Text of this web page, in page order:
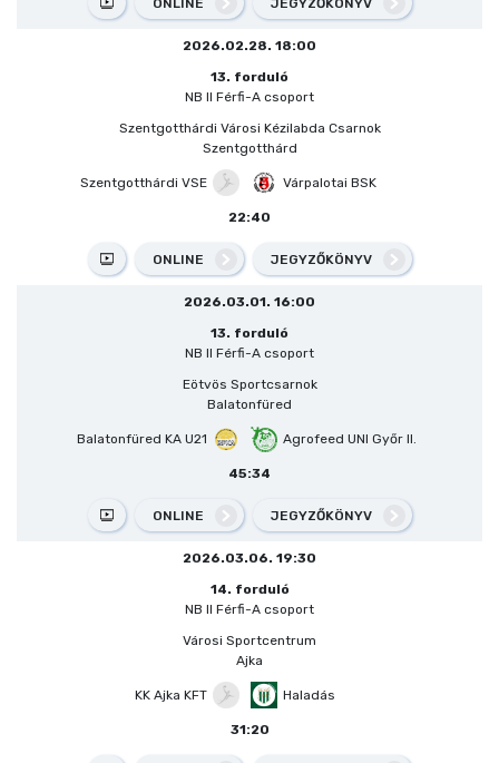
ONLINE JEGYZŐKÖNYV
2026.02.28. 18:00
13. forduló
NB II Férfi-A csoport
Szentgotthárdi Városi Kézilabda Csarnok
Szentgotthárd
Szentgotthárdi VSE Várpalotai BSK
22:40
ONLINE JEGYZŐKÖNYV
2026.03.01. 16:00
13. forduló
NB II Férfi-A csoport
Eötvös Sportcsarnok
Balatonfüred
Balatonfüred KA U21 Agrofeed UNI Győr II.
45:34
ONLINE JEGYZŐKÖNYV
2026.03.06. 19:30
14. forduló
NB II Férfi-A csoport
Városi Sportcentrum
Ajka
KK Ajka KFT Haladás
31:20